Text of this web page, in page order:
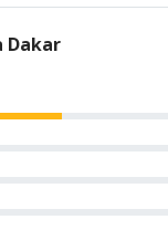
Dakar